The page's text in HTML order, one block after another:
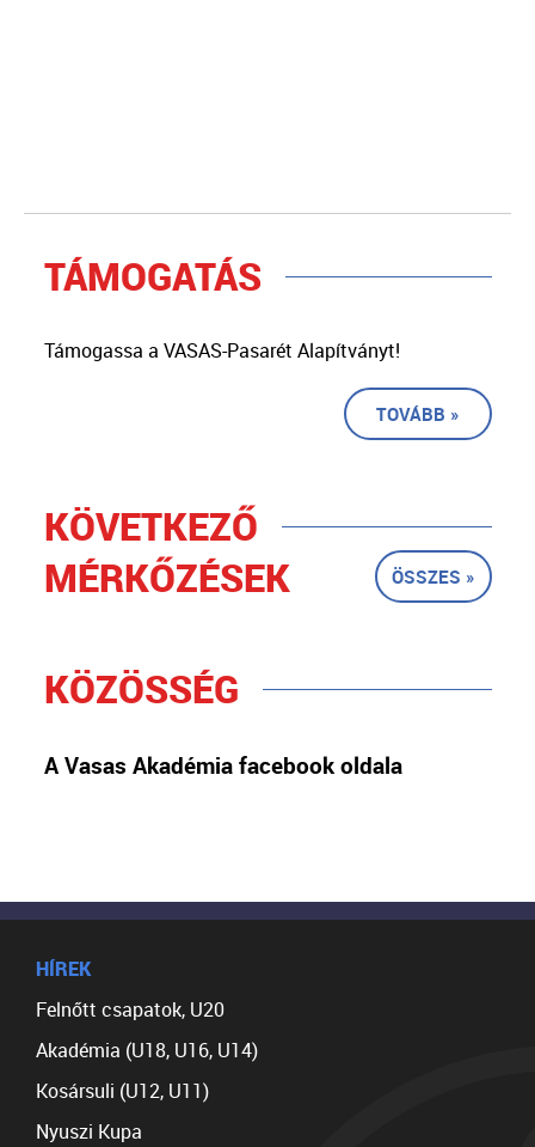
TÁMOGATÁS
Támogassa a VASAS-Pasarét Alapítványt!
TOVÁBB »
KÖVETKEZŐ
MÉRKŐZÉSEK
ÖSSZES »
KÖZÖSSÉG
A Vasas Akadémia facebook oldala
HÍREK
Felnőtt csapatok, U20
Akadémia (U18, U16, U14)
Kosársuli (U12, U11)
Nyuszi Kupa